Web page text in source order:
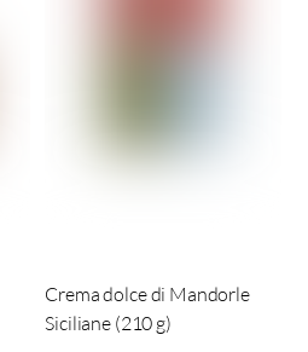
Crema dolce di Mandorle
Siciliane (210 g)